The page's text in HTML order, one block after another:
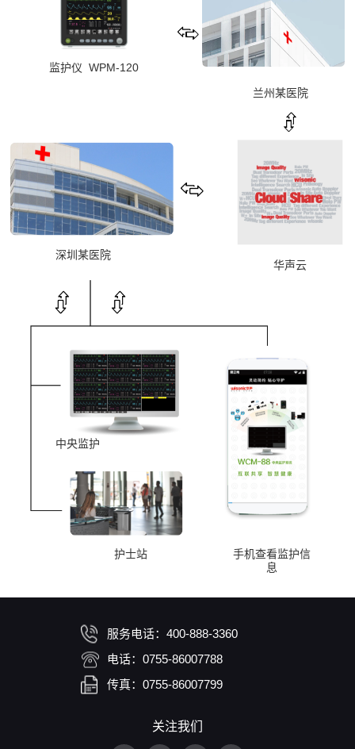
监护仪 WPM-120
兰州某医院
华声云
深圳某医院
中央监护
护士站
手机查看监护信
息
服务电话：400-888-3360
电话：0755-86007788
传真：0755-86007799
关注我们